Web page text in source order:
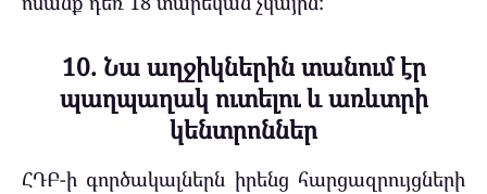
10. Նա աղջիկներին տանում էր
պաղպաղակ ուտելու և առևտրի
կենտրոններ
ՀԴԲ-ի գործակալներն իրենց հարցազրույցների